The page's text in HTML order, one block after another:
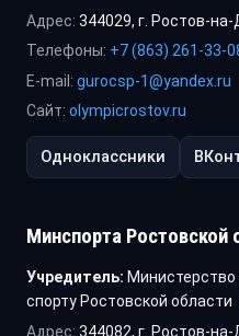
Адрес: 344029, г. Ростов-
Телефоны: +7 (863) 261-33-
E-mail: gurocsp-1@yandex.ru
Сайт: olympicrostov.ru
Одноклассники
Минспорта Ростовской
Учредитель: Министерство
спорту Ростовской области
Адрес: 344082, г. Ростов-